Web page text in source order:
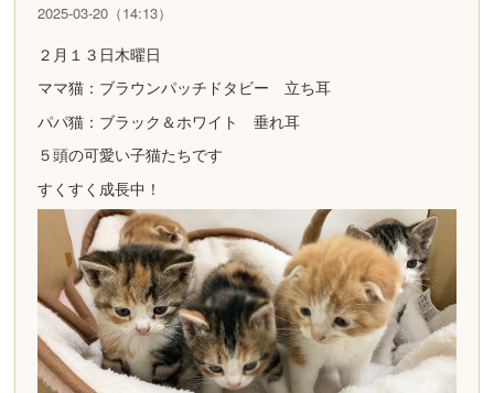
2025-03-20（14:13）
２月１３日木曜日
ママ猫：ブラウンパッチドタビー 立ち耳
パパ猫：ブラック＆ホワイト 垂れ耳
５頭の可愛い子猫たちです
すくすく成長中！